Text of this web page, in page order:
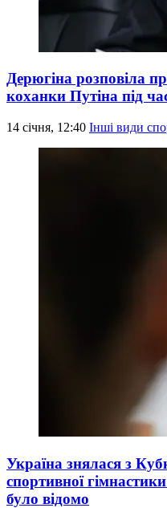
Дерюгіна розповіла
коханки Путіна під
14 січня, 12:40 Інші види
Україна знялася з
спортивної
було відомо